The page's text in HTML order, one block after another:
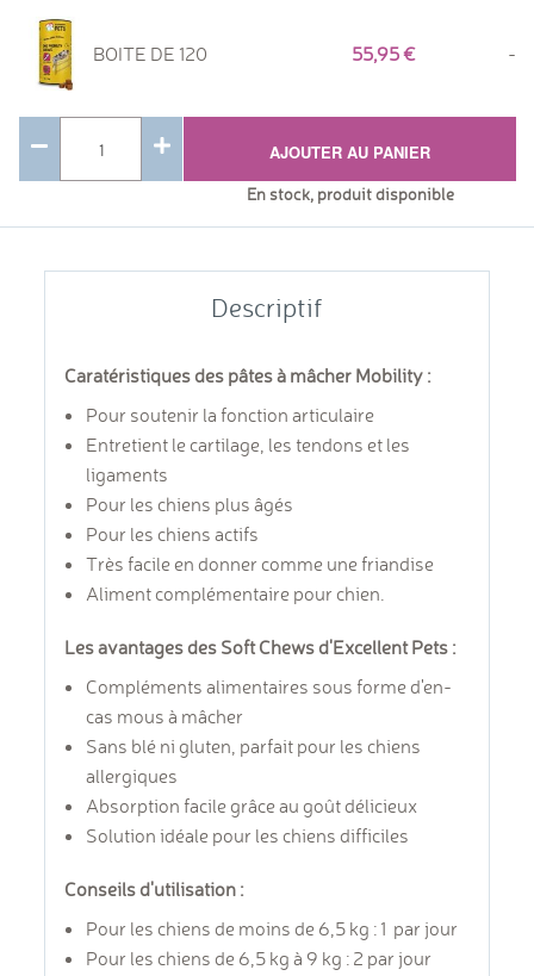
BOITE DE 120 55,95 -
AJOUTER AU PANIER
En stock, produit disponible
Descriptif
Caratéristiques des pâtes à mâcher Mobility :
Pour soutenir la fonction articulaire
Entretient le cartilage, les tendons et les
ligaments
Pour les chiens plus âgés
Pour les chiens actifs
Très facile en donner comme une friandise
Aliment complémentaire pour chien.
Les avantages des Soft Chews d'Excellent Pets :
Compléments alimentaires sous forme d'en-
cas mous à mâcher
Sans blé ni gluten, parfait pour les chiens
allergiques
Absorption facile grâce au goût délicieux
Solution idéale pour les chiens difficiles
Conseils d'utilisation :
Pour les chiens de moins de 6,5 kg : 1 par jour
Pour les chiens de 6,5 kg à 9 kg : 2 par jour